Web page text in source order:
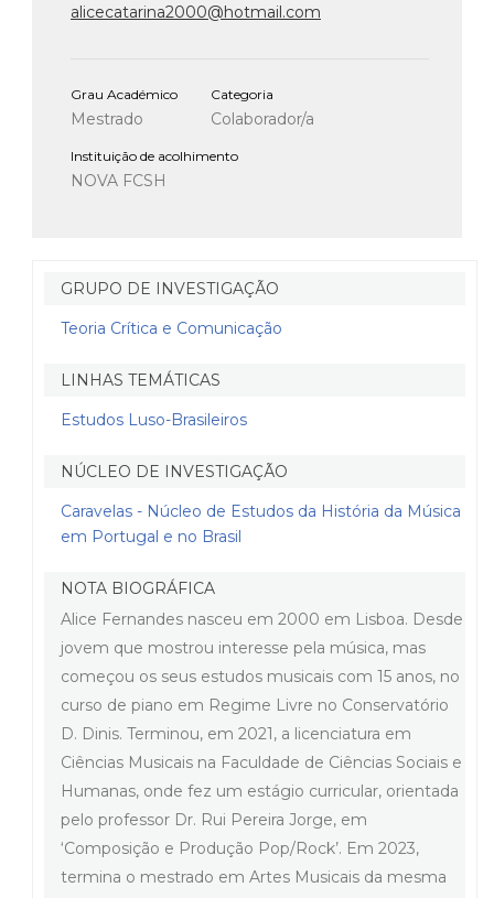
alicecatarina2000@hotmail.com
Grau Académico
Mestrado
Categoria
Colaborador/a
Instituição de acolhimento
NOVA FCSH
GRUPO DE INVESTIGAÇÃO
Teoria Crítica e Comunicação
LINHAS TEMÁTICAS
Estudos Luso-Brasileiros
NÚCLEO DE INVESTIGAÇÃO
Caravelas - Núcleo de Estudos da História da Música
em Portugal e no Brasil
NOTA BIOGRÁFICA
Alice Fernandes nasceu em 2000 em Lisboa. Desde
jovem que mostrou interesse pela música, mas
começou os seus estudos musicais com 15 anos, no
curso de piano em Regime Livre no Conservatório
D. Dinis. Terminou, em 2021, a licenciatura em
Ciências Musicais na Faculdade de Ciências Sociais e
Humanas, onde fez um estágio curricular, orientada
pelo professor Dr. Rui Pereira Jorge, em
‘Composição e Produção Pop/Rock’. Em 2023,
termina o mestrado em Artes Musicais da mesma